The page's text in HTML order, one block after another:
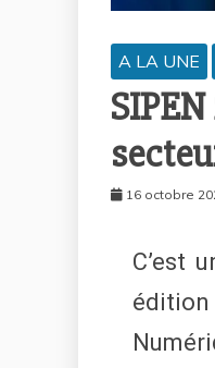
A LA UNE
16 octobre
C’est